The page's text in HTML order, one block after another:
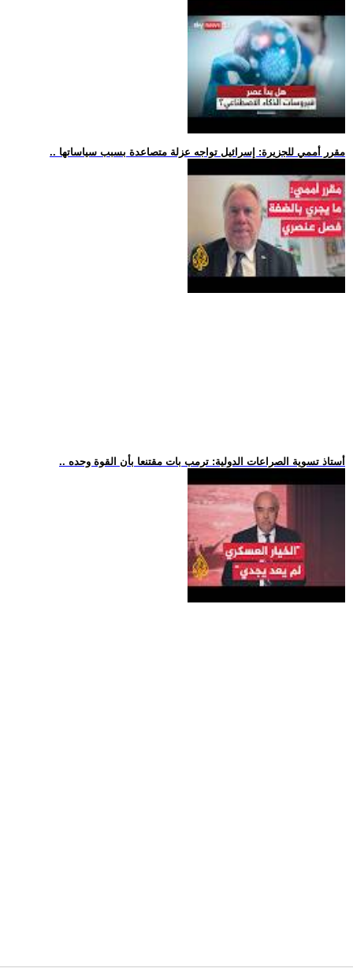
.. مقرر أممي للجزيرة: إسرائيل تواجه عزلة متصاعدة بسبب سياساتها
.. أستاذ تسوية الصراعات الدولية: ترمب بات مقتنعا بأن القوة وحده